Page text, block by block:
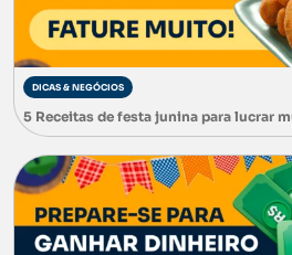
DICAS & NEGÓCIOS
5 Receitas de festa junina para lucrar